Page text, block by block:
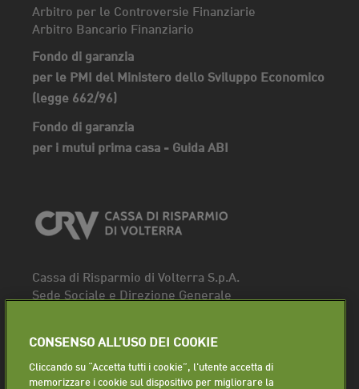
Arbitro per le Controversie Finanziarie
Arbitro Bancario Finanziario
Fondo di garanzia
per le PMI del Ministero dello Sviluppo Economico
(legge 662/96)
Fondo di garanzia
per i mutui prima casa - Guida ABI
Cassa di Risparmio di Volterra S.p.A.
Sede Sociale e Direzione Generale
Fax. 0588 86940
Segui la pagina
CONSENSO ALL’USO DEI COOKIE
Cliccando su “Accetta tutti i cookie”, l'utente accetta di
memorizzare i cookie sul dispositivo per migliorare la